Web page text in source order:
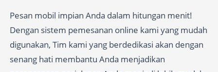
Pesan mobil impian Anda dalam hitungan menit!
Dengan sistem pemesanan online kami yang mudah
digunakan, Tim kami yang berdedikasi akan dengan
senang hati membantu Anda menjadikan